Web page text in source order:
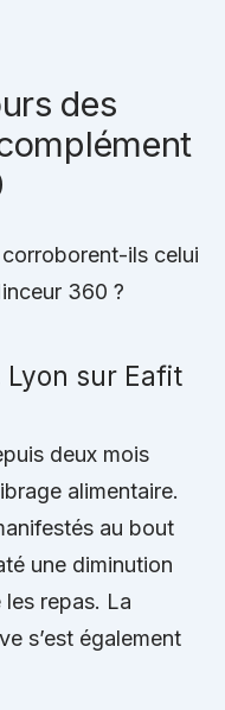
des
ils celui
360 ?
Lyon sur Eafit
deux mois
alimentaire.
au bout
une diminution
repas. La
s’est également